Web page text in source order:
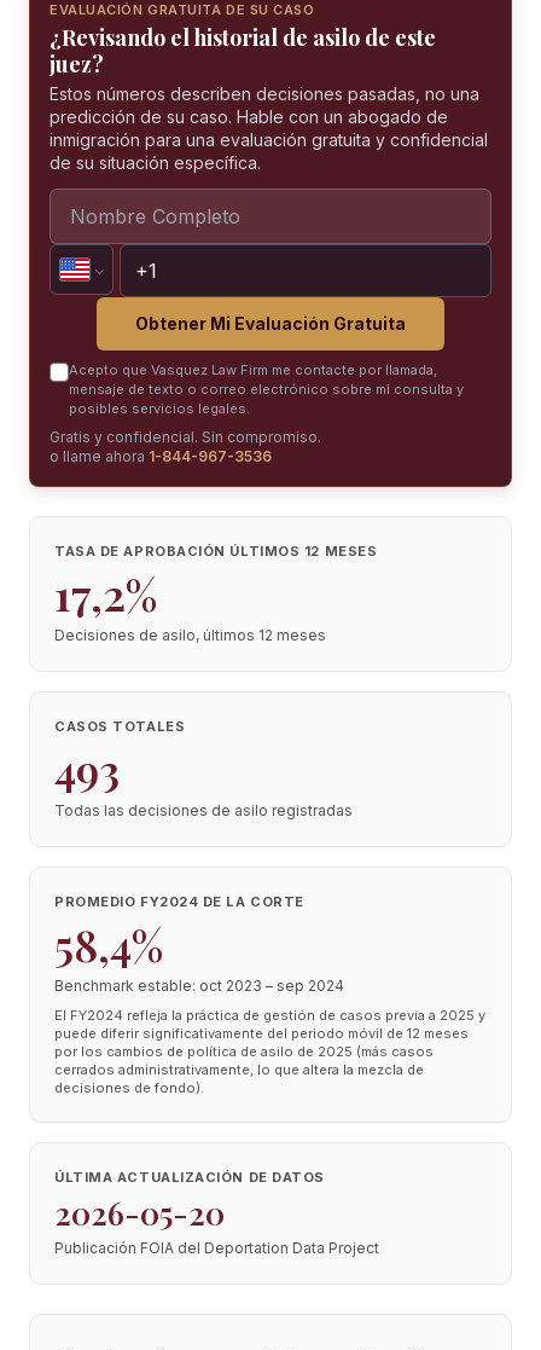
EVALUACIÓN GRATUITA DE SU CASO
¿Revisando el historial de asilo de este
juez?
Estos números describen decisiones pasadas, no una
predicción de su caso. Hable con un abogado de
inmigración para una evaluación gratuita y confidencial
de su situación específica.
Obtener Mi Evaluación Gratuita
Acepto que Vasquez Law Firm me contacte por llamada,
mensaje de texto o correo electrónico sobre mi consulta y
posibles servicios legales.
Gratis y confidencial. Sin compromiso.
o llame ahora 1-844-967-3536
TASA DE APROBACIÓN ÚLTIMOS 12 MESES
17,2%
Decisiones de asilo, últimos 12 meses
CASOS TOTALES
493
Todas las decisiones de asilo registradas
PROMEDIO FY2024 DE LA CORTE
58,4%
Benchmark estable: oct 2023 – sep 2024
El FY2024 refleja la práctica de gestión de casos previa a 2025 y
puede diferir significativamente del periodo móvil de 12 meses
por los cambios de política de asilo de 2025 (más casos
cerrados administrativamente, lo que altera la mezcla de
decisiones de fondo).
ÚLTIMA ACTUALIZACIÓN DE DATOS
2026-05-20
Publicación FOIA del Deportation Data Project